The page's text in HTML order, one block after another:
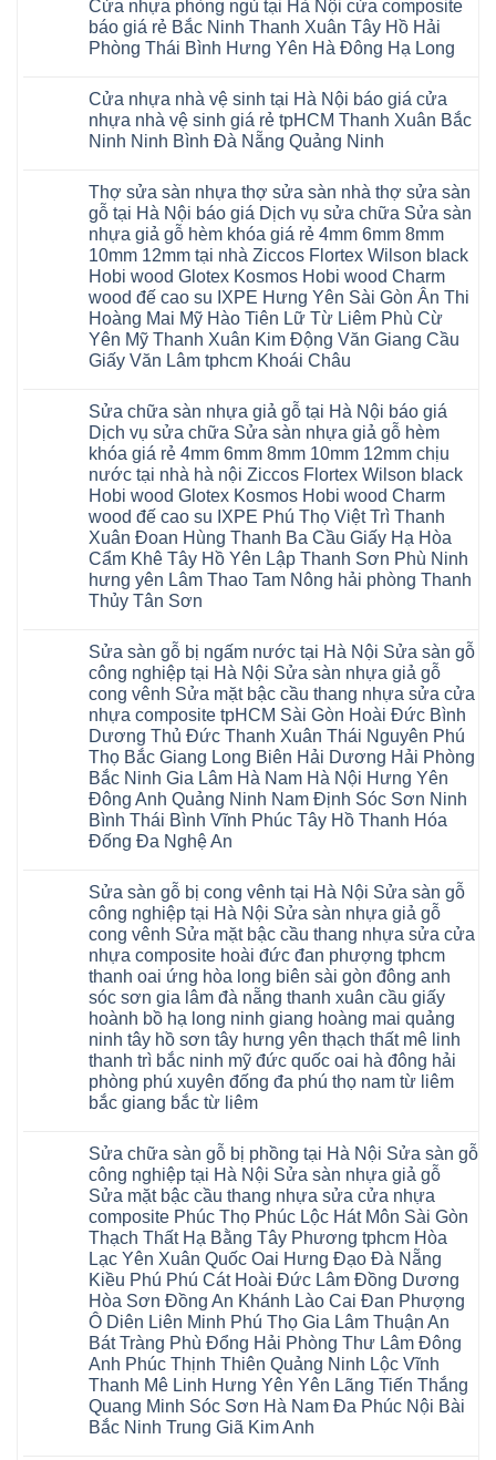
Đức
Hoài
Đức
Ninh
Phòng
Tứ
Kỳ
Đan
Phượng
Quảng
Ninh
Thanh
Miện
Nghệ
An
Thanh
Hà
Bình
Thái
Bình
Thanh
Phụ
Phú
Thọ
Lào
Tuyên
Quang
Yên
Nghệ
An
Quảng
Thọ
Bắc
Ninh
Tuyên
Liêm
Đan
Phượng
Bình
Hải
Phòng
tại
Việt
Nam
6mm
đế
cao
su
giả
vân
gỗ
tạo
sang
trọng
bình
luận
ở
Sàn
4mm
giá
bao
nhiêu
Sàn
Glotex
có
tốt
không
sàn
nhựa
glotex
nước
nào
Hà
Nội
tpHCM
Đà
Nẵng
Gia
Phú
Thọ
Phòng
Sóc
Sơn
Ninh
Bình
Hưng
Yên
Cửa nhựa phòng ngủ tại Hà Nội cửa composite
báo giá rẻ Bắc Ninh Thanh Xuân Tây Hồ Hải
Phòng Thái Bình Hưng Yên Hà Đông Hạ Long
bình
luận
ở
Cửa
ngủ
tại
Hà
Nội
cửa
composite
báo
giá
rẻ
Bắc
Ninh
Thanh
Xuân
Hải
Phòng
Thái
Bình
Hưng
Yên
Hà
Đông
Hạ
Long
Cửa nhựa nhà vệ sinh tại Hà Nội báo giá cửa
nhựa nhà vệ sinh giá rẻ tpHCM Thanh Xuân Bắc
Ninh Ninh Bình Đà Nẵng Quảng Ninh
bình
luận
ở
Cửa
nhựa
nhà
vệ
sinh
tại
Hà
Nội
giá
nhà
sinh
giá
tpHCM
Thanh
Bắc
Ninh
Ninh
Bình
Đà
Nẵng
Quảng
Thợ sửa sàn nhựa thợ sửa sàn nhà thợ sửa sàn
gỗ tại Hà Nội báo giá Dịch vụ sửa chữa Sửa sàn
nhựa giả gỗ hèm khóa giá rẻ 4mm 6mm 8mm
10mm 12mm tại nhà Ziccos Flortex Wilson black
Hobi wood Glotex Kosmos Hobi wood Charm
wood đế cao su IXPE Hưng Yên Sài Gòn Ân Thi
Hoàng Mai Mỹ Hào Tiên Lữ Từ Liêm Phù Cừ
Yên Mỹ Thanh Xuân Kim Động Văn Giang Cầu
Giấy Văn Lâm tphcm Khoái Châu
bình
luận
ở
Thợ
sửa
sàn
nhựa
thợ
sửa
sàn
nhà
sửa
sàn
Nội
báo
Dịch
vụ
sửa
chữa
Sửa
sàn
nhựa
giả
gỗ
hèm
khóa
4mm
6mm
8mm
10mm
12mm
tại
nhà
Ziccos
Flortex
Wilson
black
Hobi
wood
Glotex
Kosmos
Hobi
wood
đế
cao
su
IXPE
Hưng
Yên
Sài
Gòn
Ân
Thi
Hoàng
Mai
Hào
Tiên
Lữ
Từ
Liêm
Phù
Cừ
Sửa chữa sàn nhựa giả gỗ tại Hà Nội báo giá
Dịch vụ sửa chữa Sửa sàn nhựa giả gỗ hèm
khóa giá rẻ 4mm 6mm 8mm 10mm 12mm chịu
nước tại nhà hà nội Ziccos Flortex Wilson black
Hobi wood Glotex Kosmos Hobi wood Charm
wood đế cao su IXPE Phú Thọ Việt Trì Thanh
Xuân Đoan Hùng Thanh Ba Cầu Giấy Hạ Hòa
Cẩm Khê Tây Hồ Yên Lập Thanh Sơn Phù Ninh
hưng yên Lâm Thao Tam Nông hải phòng Thanh
Thủy Tân Sơn
bình
luận
ở
Sửa
chữa
sàn
nhựa
giả
gỗ
tại
Hà
Nội
báo
giá
sửa
chữa
Sửa
nhựa
giả
gỗ
hèm
khóa
giá
rẻ
4mm
6mm
8mm
10mm
12mm
chịu
nhà
hà
nội
Ziccos
Flortex
black
Hobi
wood
Glotex
Kosmos
Hobi
wood
Charm
wood
đế
cao
su
IXPE
Phú
Sửa sàn gỗ bị ngấm nước tại Hà Nội Sửa sàn gỗ
công nghiệp tại Hà Nội Sửa sàn nhựa giả gỗ
cong vênh Sửa mặt bậc cầu thang nhựa sửa cửa
nhựa composite tpHCM Sài Gòn Hoài Đức Bình
Dương Thủ Đức Thanh Xuân Thái Nguyên Phú
Thọ Bắc Giang Long Biên Hải Dương Hải Phòng
Bắc Ninh Gia Lâm Hà Nam Hà Nội Hưng Yên
Đông Anh Quảng Ninh Nam Định Sóc Sơn Ninh
Bình Thái Bình Vĩnh Phúc Tây Hồ Thanh Hóa
Đống Đa Nghệ An
bình
luận
ở
Sửa
sàn
gỗ
bị
ngấm
nước
tại
Hà
Sửa
sàn
gỗ
công
Hà
Nội
Sửa
sàn
giả
cong
vênh
Sửa
mặt
bậc
cầu
thang
nhựa
sửa
cửa
composite
tpHCM
Sửa sàn gỗ bị cong vênh tại Hà Nội Sửa sàn gỗ
công nghiệp tại Hà Nội Sửa sàn nhựa giả gỗ
cong vênh Sửa mặt bậc cầu thang nhựa sửa cửa
nhựa composite hoài đức đan phượng tphcm
thanh oai ứng hòa long biên sài gòn đông anh
sóc sơn gia lâm đà nẵng thanh xuân cầu giấy
hoành bồ hạ long ninh giang hoàng mai quảng
ninh tây hồ sơn tây hưng yên thạch thất mê linh
thanh trì bắc ninh mỹ đức quốc oai hà đông hải
phòng phú xuyên đống đa phú thọ nam từ liêm
bắc giang bắc từ liêm
bình
luận
ở
Sửa
sàn
gỗ
cong
vênh
tại
Hà
Nội
Sửa
sàn
gỗ
công
nghiệp
tại
Hà
Nội
Sửa chữa sàn gỗ bị phồng tại Hà Nội Sửa sàn gỗ
công nghiệp tại Hà Nội Sửa sàn nhựa giả gỗ
Sửa mặt bậc cầu thang nhựa sửa cửa nhựa
composite Phúc Thọ Phúc Lộc Hát Môn Sài Gòn
Thạch Thất Hạ Bằng Tây Phương tphcm Hòa
Lạc Yên Xuân Quốc Oai Hưng Đạo Đà Nẵng
Kiều Phú Phú Cát Hoài Đức Lâm Đồng Dương
Hòa Sơn Đồng An Khánh Lào Cai Đan Phượng
Ô Diên Liên Minh Phú Thọ Gia Lâm Thuận An
Bát Tràng Phù Đổng Hải Phòng Thư Lâm Đông
Anh Phúc Thịnh Thiên Quảng Ninh Lộc Vĩnh
Thanh Mê Linh Hưng Yên Yên Lãng Tiến Thắng
Quang Minh Sóc Sơn Hà Nam Đa Phúc Nội Bài
Bắc Ninh Trung Giã Kim Anh